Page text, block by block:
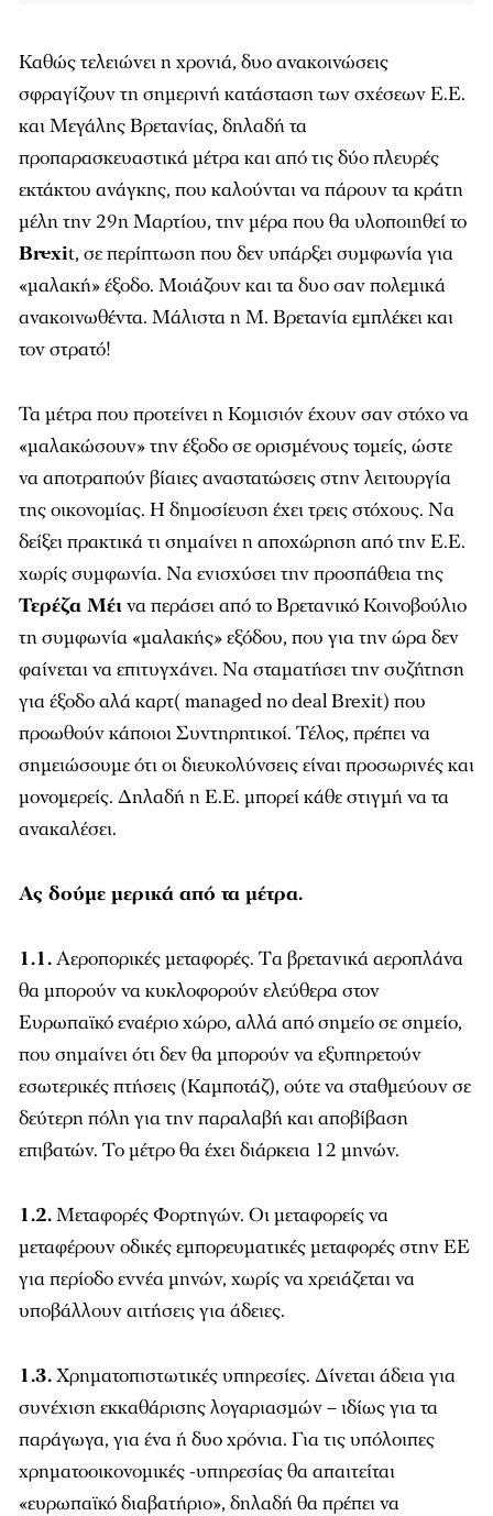
Καθώς τελειώνει η χρονιά, δυο ανακοινώσεις
σφραγίζουν τη σημερινή κατάσταση των σχέσεων E.E.
και Μεγάλης Βρετανίας, δηλαδή τα
προπαρασκευαστικά μέτρα και από τις δύο πλευρές
εκτάκτου ανάγκης, που καλούνται να πάρουν τα κράτη
μέλη την 29η Μαρτίου, την μέρα που θα υλοποιηθεί το
Brexit, σε περίπτωση που δεν υπάρξει συμφωνία για
«μαλακή» έξοδο. Μοιάζουν και τα δυο σαν πολεμικά
ανακοινωθέντα. Μάλιστα η Μ. Βρετανία εμπλέκει και
τον στρατό!
Τα μέτρα που προτείνει η Κομισιόν έχουν σαν στόχο να
«μαλακώσουν» την έξοδο σε ορισμένους τομείς, ώστε
να αποτραπούν βίαιες αναστατώσεις στην λειτουργία
της οικονομίας. Η δημοσίευση έχει τρεις στόχους. Να
δείξει πρακτικά τι σημαίνει η αποχώρηση από την Ε.Ε.
χωρίς συμφωνία. Να ενισχύσει την προσπάθεια της
Τερέζα Μέινα περάσει από το Βρετανικό Κοινοβούλιο
τη συμφωνία «μαλακής» εξόδου, που για την ώρα δεν
φαίνεται να επιτυγχάνει. Να σταματήσει την συζήτηση
για έξοδο αλά καρτ( managed no deal Brexit) που
προωθούν κάποιοι Συντηρητικοί. Τέλος, πρέπει να
σημειώσουμε ότι οι διευκολύνσεις είναι προσωρινές και
μονομερείς. Δηλαδή η Ε.Ε. μπορεί κάθε στιγμή να τα
ανακαλέσει.
Ας δούμε μερικά από τα μέτρα.
1.1.Αεροπορικές μεταφορές. Tα βρετανικά αεροπλάνα
θα μπορούν να κυκλοφορούν ελεύθερα στον
Ευρωπαϊκό εναέριο χώρο, αλλά από σημείο σε σημείο,
που σημαίνει ότι δεν θα μπορούν να εξυπηρετούν
εσωτερικές πτήσεις (Καμποτάζ), ούτε να σταθμεύουν σε
δεύτερη πόλη για την παραλαβή και αποβίβαση
επιβατών. Το μέτρο θα έχει διάρκεια 12 μηνών.
1.2.Μεταφορές Φορτηγών. Οι μεταφορείς να
μεταφέρουν οδικές εμπορευματικές μεταφορές στην ΕΕ
για περίοδο εννέα μηνών, χωρίς να χρειάζεται να
υποβάλλουν αιτήσεις για άδειες.
1.3.Χρηματοπιστωτικές υπηρεσίες. Δίνεται άδεια για
συνέχιση εκκαθάρισης λογαριασμών – ιδίως για τα
παράγωγα, για ένα ή δυο χρόνια. Για τις υπόλοιπες
χρηματοοικονομικές -υπηρεσίας θα απαιτείται
«ευρωπαϊκό διαβατήριο», δηλαδή θα πρέπει να